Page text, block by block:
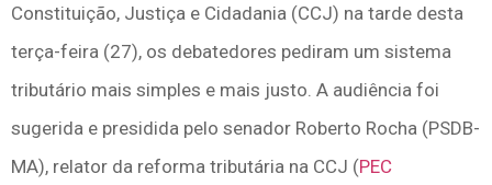
Constituição, Justiça e Cidadania (CCJ) na tarde desta
terça-feira (27), os debatedores pediram um sistema
tributário mais simples e mais justo. A audiência foi
sugerida e presidida pelo senador Roberto Rocha (PSDB-
MA), relator da reforma tributária na CCJ (PEC